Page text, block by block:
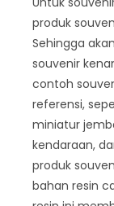
produk
Sehingga
souvenir
contoh
referensi,
miniatur
kendaraan,
produk
bahan resin